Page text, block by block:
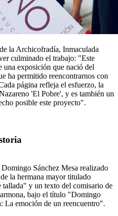
la Archicofradía, Inmaculada
culminado el trabajo: "Este
una exposición que nació del
ha permitido reencontrarnos con
página refleja el esfuerzo, la
'El Pobre', y es también un
posible este proyecto".
Sánchez Mesa realizado
la hermana mayor titulado
y un texto del comisario de
bajo el título "Domingo
La emoción de un reencuentro".